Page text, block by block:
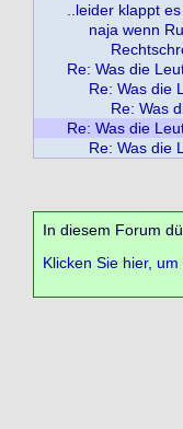
..leider klappt
naja wenn
Re: Was die
Re: Was die
Re: Was
Re: Was die
Re: Was die
In diesem Forum
Klicken Sie hier,